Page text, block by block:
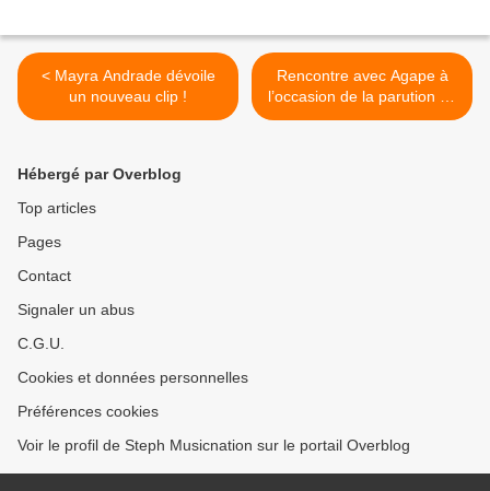
< Mayra Andrade dévoile
un nouveau clip !
Rencontre avec Agape à
l’occasion de la parution de
son premier EP ! >
Hébergé par Overblog
Top articles
Pages
Contact
Signaler un abus
C.G.U.
Cookies et données personnelles
Préférences cookies
Voir le profil de Steph Musicnation sur le portail Overblog